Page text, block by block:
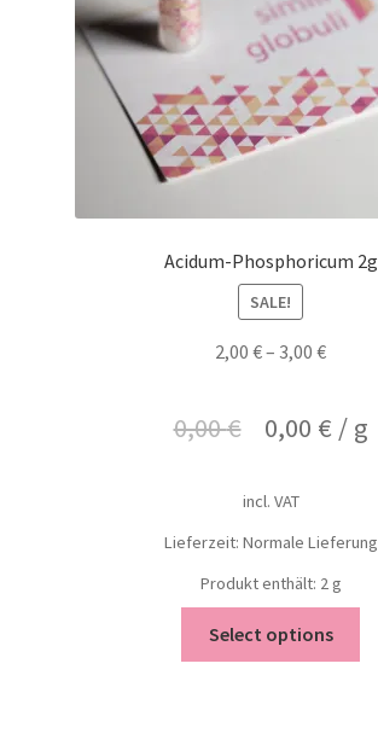
Acidum-Phosphoricum 2g
SALE!
2,00 €– 3,00 €
0,00€ 0,00 € / g
incl. VAT
Lieferzeit: Normale Lieferung
Produkt enthält: 2g
Select options